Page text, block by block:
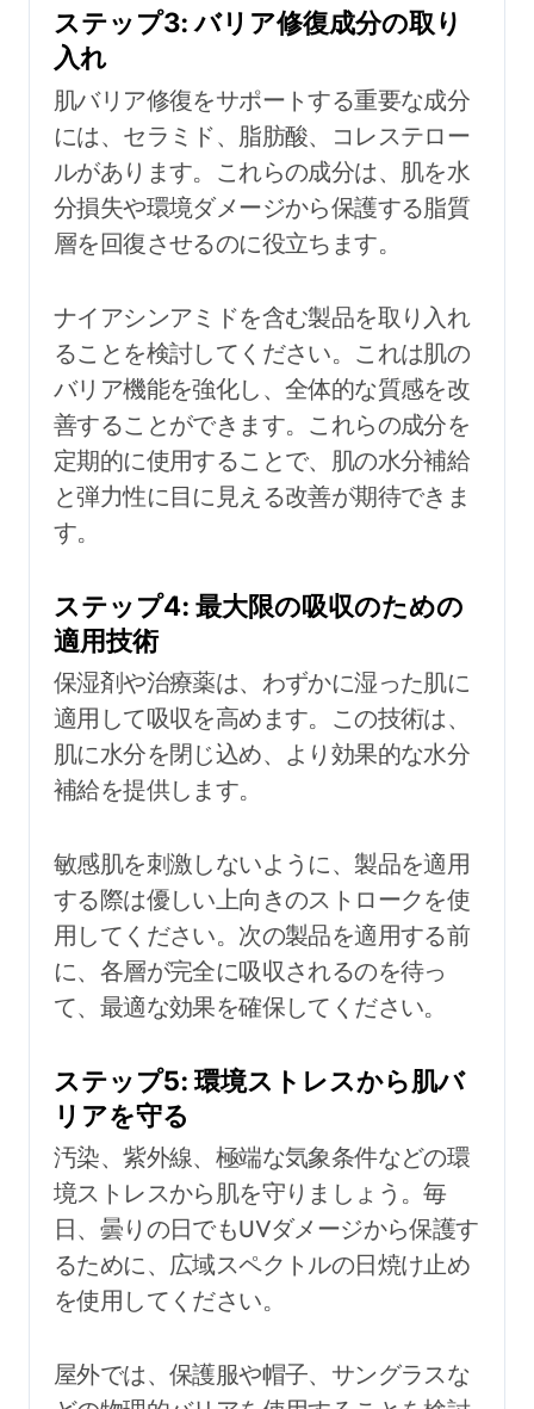
ステップ3: バリア修復成分の取り
入れ
肌バリア修復をサポートする重要な成分
には、セラミド、脂肪酸、コレステロー
ルがあります。これらの成分は、肌を水
分損失や環境ダメージから保護する脂質
層を回復させるのに役立ちます。
ナイアシンアミドを含む製品を取り入れ
ることを検討してください。これは肌の
バリア機能を強化し、全体的な質感を改
善することができます。これらの成分を
定期的に使用することで、肌の水分補給
と弾力性に目に見える改善が期待できま
す。
ステップ4: 最大限の吸収のための
適用技術
保湿剤や治療薬は、わずかに湿った肌に
適用して吸収を高めます。この技術は、
肌に水分を閉じ込め、より効果的な水分
補給を提供します。
敏感肌を刺激しないように、製品を適用
する際は優しい上向きのストロークを使
用してください。次の製品を適用する前
に、各層が完全に吸収されるのを待っ
て、最適な効果を確保してください。
ステップ5: 環境ストレスから肌バ
リアを守る
汚染、紫外線、極端な気象条件などの環
境ストレスから肌を守りましょう。毎
日、曇りの日でもUVダメージから保護す
るために、広域スペクトルの日焼け止め
を使用してください。
屋外では、保護服や帽子、サングラスな